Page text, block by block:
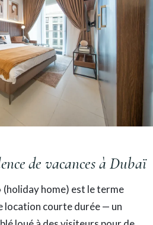
de vacances à Dubaï
(holiday home) est le terme
location courte durée — un